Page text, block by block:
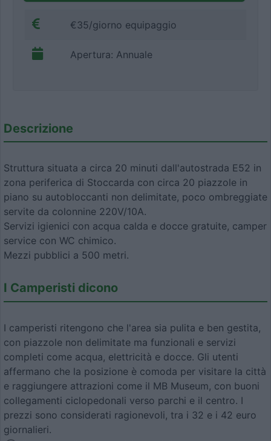
€35/giorno equipaggio
Apertura: Annuale
Descrizione
Struttura situata a circa 20 minuti dall'autostrada E52 in
zona periferica di Stoccarda con circa 20 piazzole in
piano su autobloccanti non delimitate, poco ombreggiate
servite da colonnine 220V/10A.
Servizi igienici con acqua calda e docce gratuite, camper
service con WC chimico.
Mezzi pubblici a 500 metri.
I Camperisti dicono
I camperisti ritengono che l'area sia pulita e ben gestita,
con piazzole non delimitate ma funzionali e servizi
completi come acqua, elettricità e docce. Gli utenti
affermano che la posizione è comoda per visitare la città
e raggiungere attrazioni come il MB Museum, con buoni
collegamenti ciclopedonali verso parchi e il centro. I
prezzi sono considerati ragionevoli, tra i 32 e i 42 euro
giornalieri.